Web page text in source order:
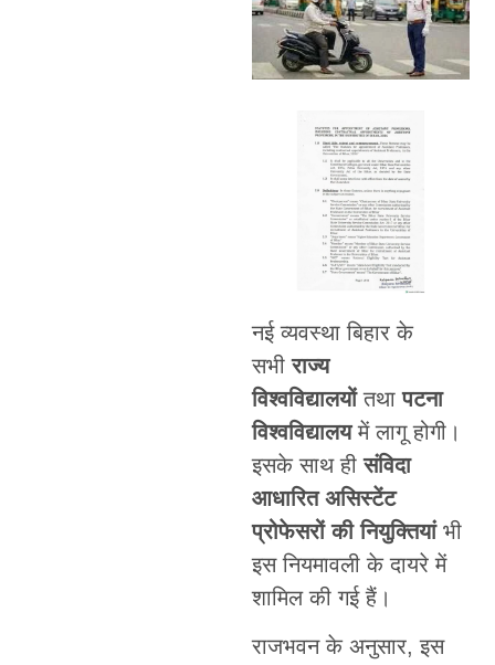
नई व्यवस्था बिहार के
सभीराज्य
विश्वविद्यालयोंतथापटना
विश्वविद्यालयमें लागू होगी।
इसके साथ हीसंविदा
आधारित असिस्टेंट
प्रोफेसरों की नियुक्तियांभी
इस नियमावली के दायरे में
शामिल की गई हैं।
राजभवन के अनुसार, इस